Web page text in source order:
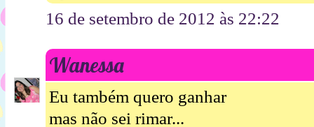
16 de setembro de 2012 às 22:22
Wanessa
Eu também quero ganhar
mas não sei rimar...